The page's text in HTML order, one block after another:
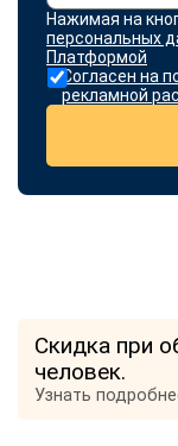
Нажимая на
персональных
Платформой
Согласен на
рекламной
Скидка при
человек.
Узнать